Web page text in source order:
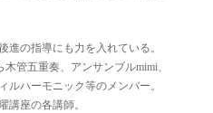
進の指導にも力を入れている。
木管五重奏、アンサンブルmimi、
ルハーモニック等のメンバー。
講座の各講師。